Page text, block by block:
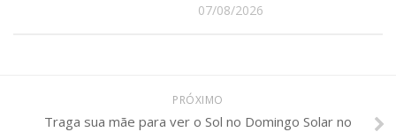
07/08/2026
PRÓXIMO
Traga sua mãe para ver o Sol no Domingo Solar no